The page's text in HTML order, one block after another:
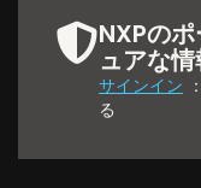
NXPの
ュアな
サインイン
る